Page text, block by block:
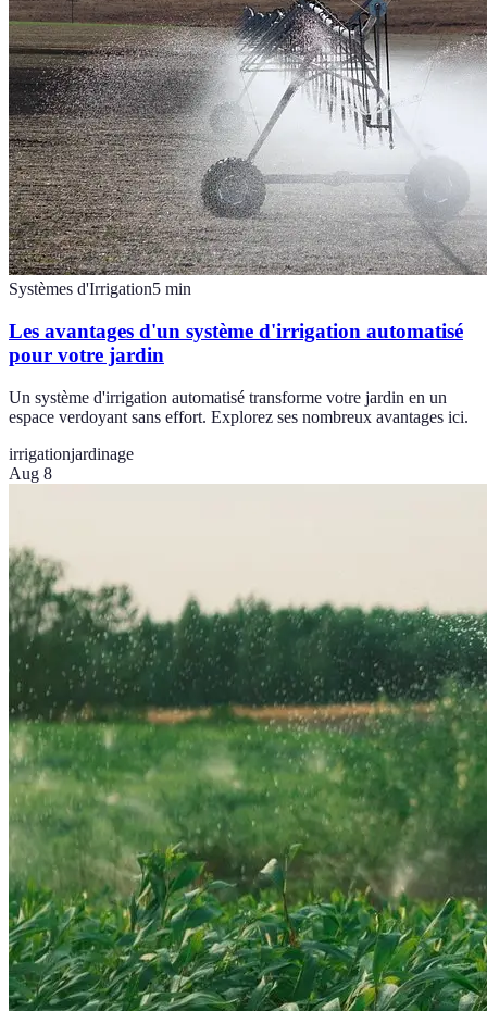
Systèmes d'Irrigation5 min
Les avantages d'un système d'irrigation automatisé
pour votre jardin
Un système d'irrigation automatisé transforme votre jardin en un
espace verdoyant sans effort. Explorez ses nombreux avantages ici.
irrigationjardinage
Aug 8